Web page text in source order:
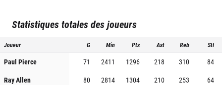
Statistiques totales des joueurs
Joueur G Min Pts Ast Reb Stl
Paul Pierce 71 2411 1296 218 310
84
Ray Allen
80 2814 1304 210 253
64